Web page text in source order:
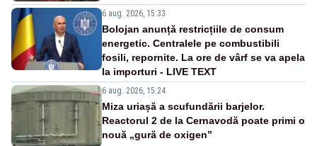
6 aug. 2026, 15:33
Bolojan anunță restricțiile de consum
energetic. Centralele pe combustibili
fosili, repornite. La ore de vârf se va apela
la importuri - LIVE TEXT
6 aug. 2026, 15:24
Miza uriașă a scufundării barjelor.
Reactorul 2 de la Cernavodă poate primi o
nouă „gură de oxigen”